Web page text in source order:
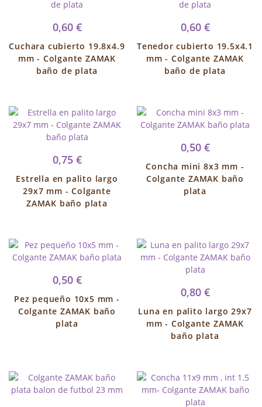
0,60 €
Cuchara cubierto 19.8x4.9
mm - Colgante ZAMAK
baño de plata
0,60 €
Tenedor cubierto 19.5x4.1
mm - Colgante ZAMAK
baño de plata
0,75 €
Estrella en palito largo
29x7 mm - Colgante
ZAMAK baño plata
0,50 €
Concha mini 8x3 mm -
Colgante ZAMAK baño
plata
0,50 €
Pez pequeño 10x5 mm -
Colgante ZAMAK baño
plata
0,80 €
Luna en palito largo 29x7
mm - Colgante ZAMAK
baño plata